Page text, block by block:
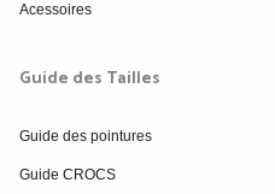
Acessoires
Guide des Tailles
Guide des pointures
Guide CROCS